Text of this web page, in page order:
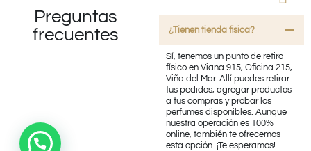
Preguntas
frecuentes
¿Tienen tienda fisica?
Sí, tenemos un punto de retiro
físico en Viana 915, Oficina 215,
Viña del Mar. Allí puedes retirar
tus pedidos, agregar productos
a tus compras y probar los
perfumes disponibles. Aunque
nuestra operación es 100%
online, también te ofrecemos
esta opción. ¡Te esperamos!